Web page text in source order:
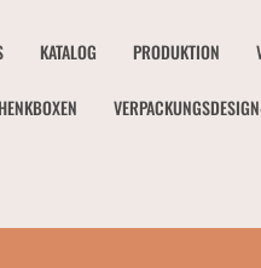
KATALOG PRODUKTION